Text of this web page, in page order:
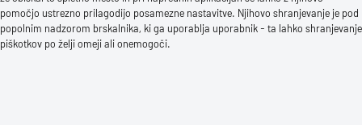
pomočjo ustrezno prilagodijo posamezne nastavitve. Njihovo shranjevanje je pod
popolnim nadzorom brskalnika, ki ga uporablja uporabnik - ta lahko shranjevanje
piškotkov po želji omeji ali onemogoči.